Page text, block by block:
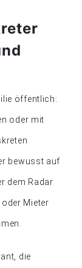
öffentlich:
oder mit
bewusst auf
dem Radar
Mieter
die